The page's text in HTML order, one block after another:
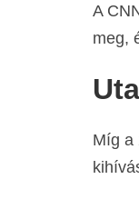
A
meg,
Míg a